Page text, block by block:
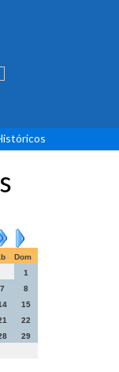
Dom
1
7
8
15
22
29